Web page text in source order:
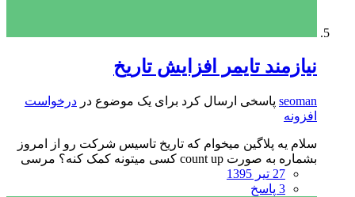
نیازمند تایمر افزایش تاریخ
seoman پاسخی ارسال کرد برای یک موضوع در درخواست
افزونه
سلام یه پلاگین میخوام که تاریخ تاسیس شرکت رو از امروز
بشماره به صورت count up کسی میتونه کمک کنه؟ مرسی
27 تیر 1395
3 پاسخ